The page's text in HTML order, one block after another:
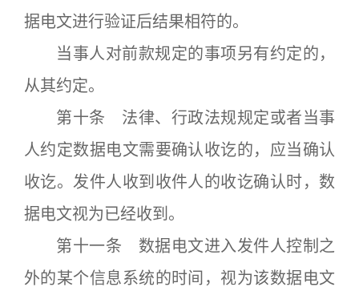
据电文进行验证后结果相符的。
当事人对前款规定的事项另有约定的，
从其约定。
第十条 法律、行政法规规定或者当事
人约定数据电文需要确认收讫的，应当确认
收讫。发件人收到收件人的收讫确认时，数
据电文视为已经收到。
第十一条 数据电文进入发件人控制之
外的某个信息系统的时间，视为该数据电文